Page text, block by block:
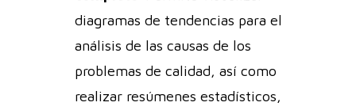
diagramas de tendencias para el
análisis de las causas de los
problemas de calidad, así como
realizar resúmenes estadísticos,